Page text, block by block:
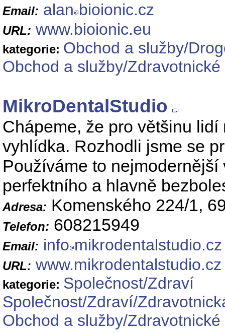
Email: alan bioionic.cz
URL: www.bioionic.eu
kategorie: Obchod a služby/
Obchod a služby/
MikroDentalStudio
Chápeme, že pro většinu
vyhlídka. Rozhodli jsme se
Používáme to
perfektního a hlavně
Adresa: Komenského 224/1,
Telefon: 608215949
Email: info mikrodentalstudio.cz
URL: www.mikrodentalstudio.cz
kategorie: Společnost/Zdraví
Společnost/Zdraví/
Obchod a služby/